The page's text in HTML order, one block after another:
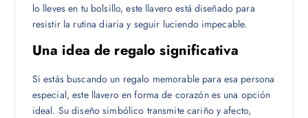
lo lleves en tu bolsillo, este llavero está diseñado para
resistir la rutina diaria y seguir luciendo impecable.
Una idea de regalo significativa
Si estás buscando un regalo memorable para esa persona
especial, este llavero en forma de corazón es una opción
ideal. Su diseño simbólico transmite cariño y afecto,